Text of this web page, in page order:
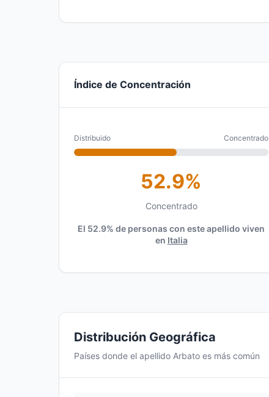
Índice de Concentración
Distribuido Concentrado
52.9%
Concentrado
El 52.9% de personas con este apellido viven
en Italia
Distribución Geográfica
Países donde el apellido Arbato es más común